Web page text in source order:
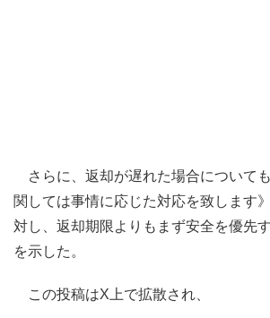
さらに、返却が遅れた場合について
関しては事情に応じた対応を致します
対し、返却期限よりもまず安全を優先
を示した。
この投稿はX上で拡散され、